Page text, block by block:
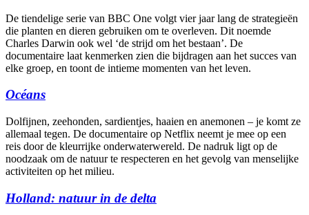
De tiendelige serie van BBC One volgt vier jaar lang de strategieën
die planten en dieren gebruiken om te overleven. Dit noemde
Charles Darwin ook wel ‘de strijd om het bestaan’. De
documentaire laat kenmerken zien die bijdragen aan het succes van
elke groep, en toont de intieme momenten van het leven.
Océans
Dolfijnen, zeehonden, sardientjes, haaien en anemonen – je komt ze
allemaal tegen. De documentaire op Netflix neemt je mee op een
reis door de kleurrijke onderwaterwereld. De nadruk ligt op de
noodzaak om de natuur te respecteren en het gevolg van menselijke
activiteiten op het milieu.
Holland: natuur in de delta